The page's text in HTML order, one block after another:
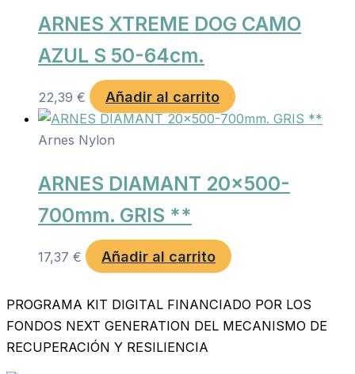
ARNES XTREME DOG CAMO
AZUL S 50-64cm.
22,39 € Añadir al carrito
Arnes Nylon
ARNES DIAMANT 20×500-
700mm. GRIS **
17,37 € Añadir al carrito
PROGRAMA KIT DIGITAL FINANCIADO POR LOS
FONDOS NEXT GENERATION DEL MECANISMO DE
RECUPERACIÓN Y RESILIENCIA